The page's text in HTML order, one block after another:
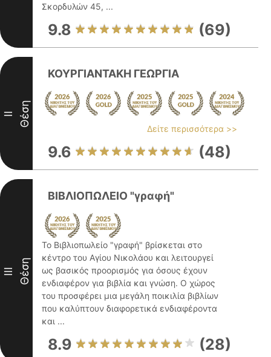
Σκορδυλών 45, ...
9.8 (69)
II Θέση
ΚΟΥΡΓΙΑΝΤΑΚΗ ΓΕΩΡΓΙΑ
Δείτε περισσότερα >>
9.6 (48)
III Θέση
ΒΙΒΛΙΟΠΩΛΕΙΟ "γραφή"
Το Βιβλιοπωλείο "γραφή" βρίσκεται στο
κέντρο του Αγίου Νικολάου και λειτουργεί
ως βασικός προορισμός για όσους έχουν
ενδιαφέρον για βιβλία και γνώση. Ο χώρος
του προσφέρει μια μεγάλη ποικιλία βιβλίων
που καλύπτουν διαφορετικά ενδιαφέροντα
και ...
8.9 (28)